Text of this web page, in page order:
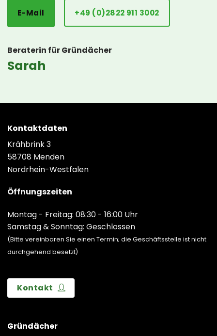
E-Mail +49 (0)2822 911 3002
Beraterin für Gründächer
Sarah
Kontaktdaten
Krähbrink 3
58708 Menden
Nordrhein-Westfalen
Öffnungszeiten
Montag - Freitag: 08:30 - 16:00 Uhr
Samstag & Sonntag: Geschlossen
(Bitte vereinbaren Sie einen Termin; die Geschäftsstelle ist nicht
durchgehend besetzt)
Kontakt
Gründächer